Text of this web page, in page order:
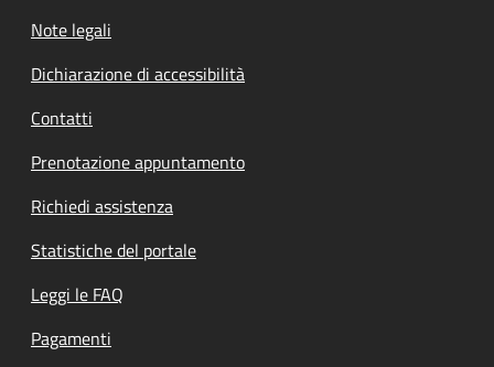
Note legali
Dichiarazione di accessibilità
Contatti
Prenotazione appuntamento
Richiedi assistenza
Statistiche del portale
Leggi le FAQ
Pagamenti